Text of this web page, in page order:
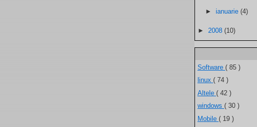
►ianuarie(4)
► 2008 (10)
Software ( 85 )
linux ( 74 )
Altele ( 42 )
windows ( 30 )
Mobile ( 19 )